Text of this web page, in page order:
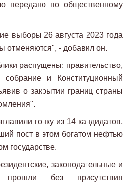
передано по общественному
выборы 26 августа 2023 года
отменяются", - добавил он.
распущены: правительство,
собрание и Конституционный
о закрытии границ страны
гонку из 14 кандидатов,
пост в этом богатом нефтью
государстве.
законодательные и
без присутствия